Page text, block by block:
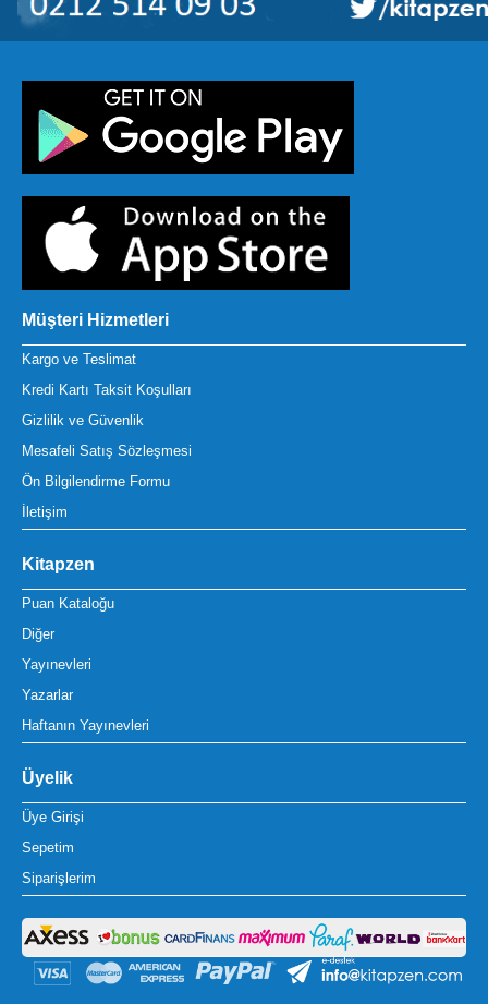
Müşteri Hizmetleri
Kargo ve Teslimat
Kredi Kartı Taksit Koşulları
Gizlilik ve Güvenlik
Mesafeli Satış Sözleşmesi
Ön Bilgilendirme Formu
İletişim
Kitapzen
Puan Kataloğu
Diğer
Yayınevleri
Yazarlar
Haftanın Yayınevleri
Üyelik
Üye Girişi
Sepetim
Siparişlerim